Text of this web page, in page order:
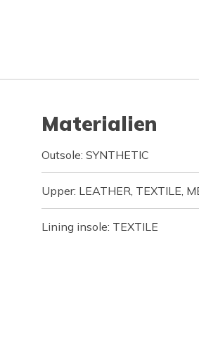
Materialien
Outsole: SYNTHETIC
Upper: LEATHER, TEXTILE,
Lining insole: TEXTILE